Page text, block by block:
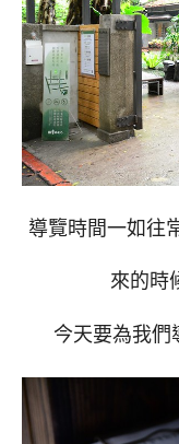
導覽時間一如往
來的時
今天要為我們